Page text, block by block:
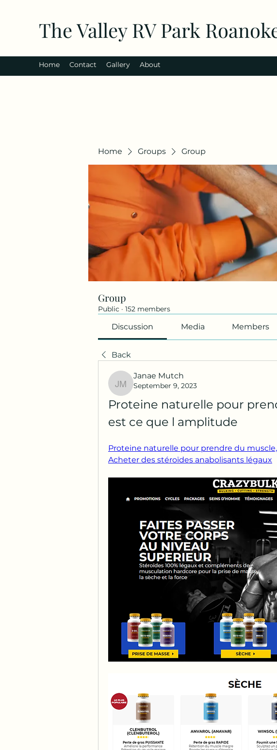
The Valley RV Park
Home Contact Gallery About
Home Groups Group
Group
Public · 152 members
Discussion Media Members
Back
Janae Mutch
Janae Mutch
September 9, 2023
Proteine naturelle pour
est ce que l amplitude
Proteine naturelle pour prendre du
Acheter des stéroïdes anabolisants légaux